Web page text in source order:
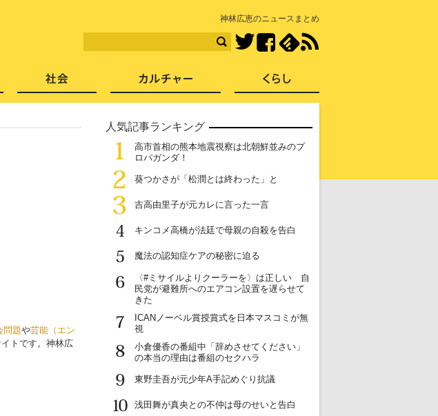
神林広恵のニュースまとめ
TwitterFacebook
問題や芸能（エン
トです。神林広
人気記事ランキング
1
高市首相の熊本地震視察は北朝鮮並みのプ
ロパガンダ！
2
葵つかさが「松潤とは終わった」と
3
吉高由里子が元カレに言った一言
4
キンコメ高橋が法廷で母親の自殺を告白
5
魔法の認知症ケアの秘密に迫る
6
〈#ミサイルよりクーラーを〉は正しい 自
民党が避難所へのエアコン設置を遅らせて
きた
7
ICANノーベル賞授賞式を日本マスコミが無
視
8
小倉優香の番組中「辞めさせてください」
の本当の理由は番組のセクハラ
9
東野圭吾が元少年A手記めぐり抗議
10
浅田舞が真央との不仲は母のせいと告白
スキャンダル 社会